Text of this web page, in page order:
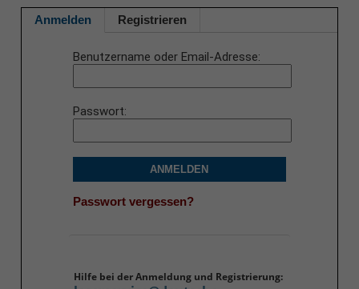
Anmelden Registrieren
Benutzername oder Email-Adresse
Passwort
ANMELDEN
Passwort vergessen?
Hilfe bei der Anmeldung und Registrierung: